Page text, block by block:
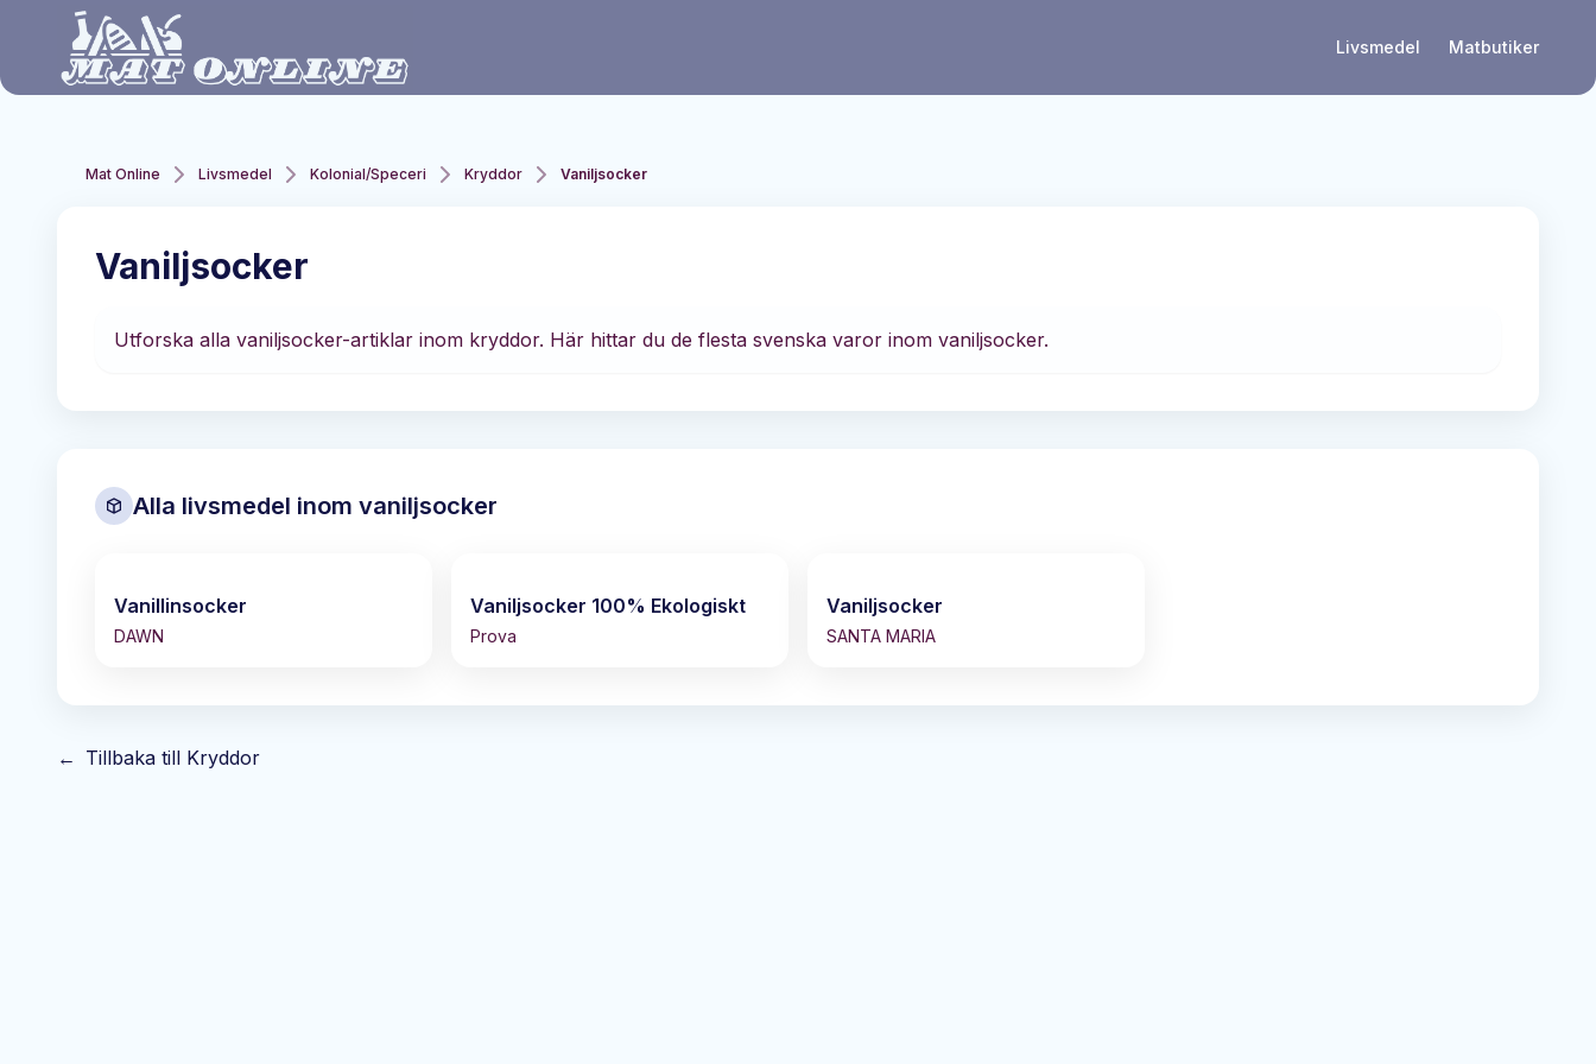
Hoppa till huvudinnehåll
Livsmedel Matbutiker
Mat Online Livsmedel Kolonial/Speceri Kryddor Vaniljsocker
Vaniljsocker
Utforska alla vaniljsocker-artiklar inom kryddor. Här hittar du de flesta svenska varor inom vaniljsocker.
Alla livsmedel inom vaniljsocker
Vanillinsocker
DAWN
Vaniljsocker 100% Ekologiskt
Prova
Vaniljsocker
SANTA MARIA
← Tillbaka till Kryddor